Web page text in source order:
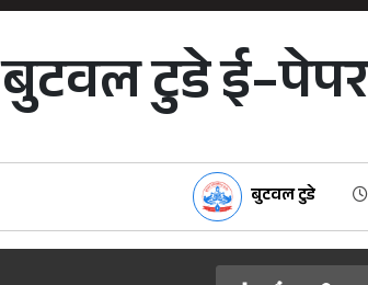
बुटवल टुडे
बुटवल टुडे